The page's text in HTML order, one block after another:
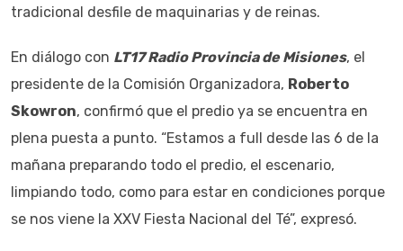
tradicional desfile de maquinarias y de reinas.
En diálogo con LT17 Radio Provincia de Misiones, el
presidente de la Comisión Organizadora, Roberto
Skowron, confirmó que el predio ya se encuentra en
plena puesta a punto. “Estamos a full desde las 6 de la
mañana preparando todo el predio, el escenario,
limpiando todo, como para estar en condiciones porque
se nos viene la XXV Fiesta Nacional del Té”, expresó.